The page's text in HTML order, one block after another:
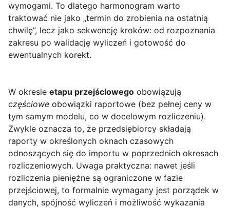
wymogami. To dlatego harmonogram warto
traktować nie jako „termin do zrobienia na ostatnią
chwilę”, lecz jako sekwencję kroków: od rozpoznania
zakresu po walidację wyliczeń i gotowość do
ewentualnych korekt.
W okresie etapu przejściowego obowiązują
częściowe obowiązki raportowe (bez pełnej ceny w
tym samym modelu, co w docelowym rozliczeniu).
Zwykle oznacza to, że przedsiębiorcy składają
raporty w określonych oknach czasowych
odnoszących się do importu w poprzednich okresach
rozliczeniowych. Uwaga praktyczna: nawet jeśli
rozliczenia pieniężne są ograniczone w fazie
przejściowej, to formalnie wymagany jest porządek w
danych, spójność wyliczeń i możliwość wykazania